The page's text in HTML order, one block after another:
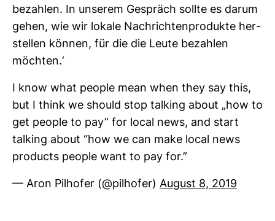
bezahlen. In unserem Gespräch sollte es darum
gehen, wie wir lokale Nach­rich­ten­pro­dukte her­
stellen können, für die die Leute bezahlen
möchten.‘
I know what people mean when they say this,
but I think we should stop talking about „how to
get people to pay” for local news, and start
talking about “how we can make local news
products people want to pay for.”
— Aron Pil­hofer (@pil­hofer) August 8, 2019